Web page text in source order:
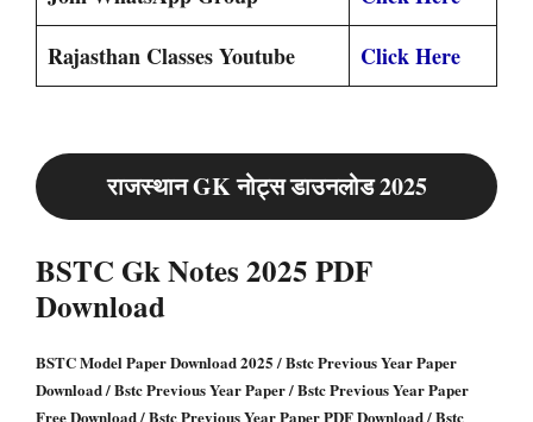
Rajasthan Classes Youtube
Click Here
राजस्थान GK नोट्स डाउनलोड 2025
BSTC Gk Notes 2025 PDF
Download
BSTC Model Paper Download 2025 / Bstc Previous Year Paper
Download / Bstc Previous Year Paper / Bstc Previous Year Paper
Free Download / Bstc Previous Year Paper PDF Download / Bstc